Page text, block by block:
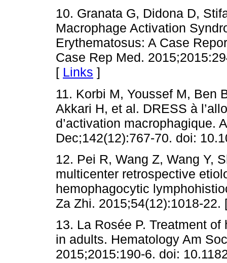
10. Granata G, Didona D,
Macrophage Activation
Erythematosus: A Case
Case Rep Med.
[ Links ]
11. Korbi M, Youssef M, Ben
Akkari H, et al. DRESS à
d’activation macrophagique.
Dec;142(12):767-70. doi:
12. Pei R, Wang Z, Wang Y,
multicenter retrospective
hemophagocytic
Za Zhi. 2015;54(12):1018-22.
13. La Rosée P. Treatment
in adults. Hematology Am
2015;2015:190-6. doi: